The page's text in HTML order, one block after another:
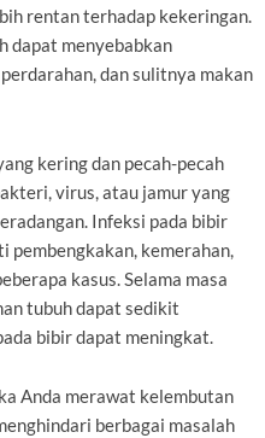
rentan terhadap kekeringan.
dapat menyebabkan
dan sulitnya makan
kering dan pecah-pecah
virus, atau jamur yang
Infeksi pada bibir
pembengkakan, kemerahan,
kasus. Selama masa
tubuh dapat sedikit
bibir dapat meningkat.
Anda merawat kelembutan
berbagai masalah